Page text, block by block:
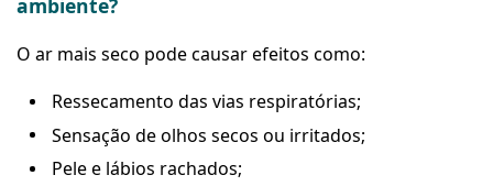
O ar mais seco pode causar efeitos como:
Ressecamento das vias respiratórias;
Sensação de olhos secos ou irritados;
Pele e lábios rachados;